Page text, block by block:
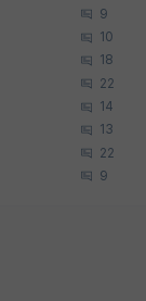
9
10
18
22
14
13
22
9